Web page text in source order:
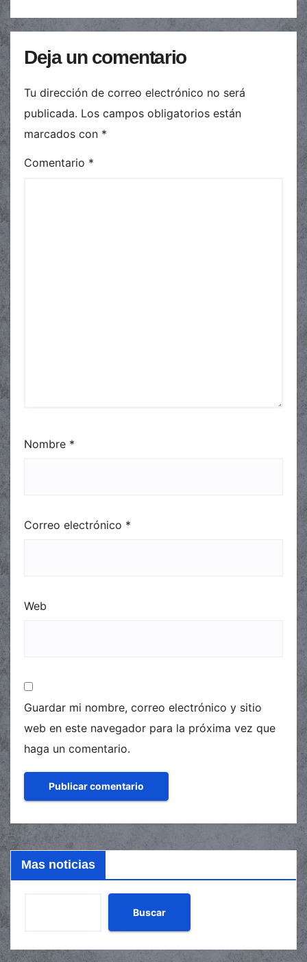
Deja un comentario
Tu dirección de correo electrónico no será
publicada. Los campos obligatorios están
marcados con *
Comentario *
Nombre *
Correo electrónico *
Web
Guardar mi nombre, correo electrónico y sitio
web en este navegador para la próxima vez que
haga un comentario.
Mas noticias
Buscar